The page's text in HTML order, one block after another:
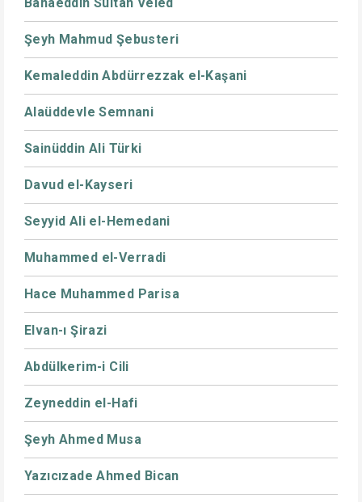
Şeyh Mahmud Şebusteri
Kemaleddin Abdürrezzak el-Kaşani
Alaüddevle Semnani
Sainüddin Ali Türki
Davud el-Kayseri
Seyyid Ali el-Hemedani
Muhammed el-Verradi
Hace Muhammed Parisa
Elvan-ı Şirazi
Abdülkerim-i Cili
Zeyneddin el-Hafi
Şeyh Ahmed Musa
Yazıcızade Ahmed Bican